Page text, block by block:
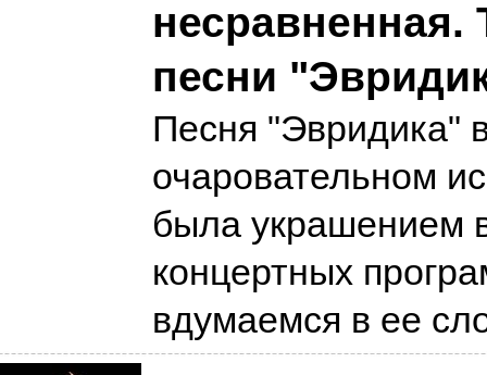
несравненная.
песни
Песня "Эвридика"
очаровательном
была украшением
концертных
вдумаемся в ее